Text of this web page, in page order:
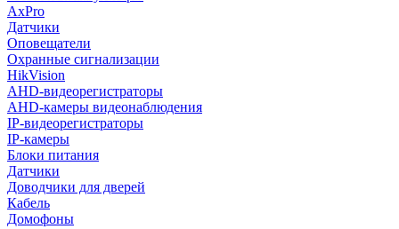
AxPro
Датчики
Оповещатели
Охранные сигнализации
HikVision
AHD-видеорегистраторы
AHD-камеры видеонаблюдения
IP-видеорегистраторы
IP-камеры
Блоки питания
Датчики
Доводчики для дверей
Кабель
Домофоны